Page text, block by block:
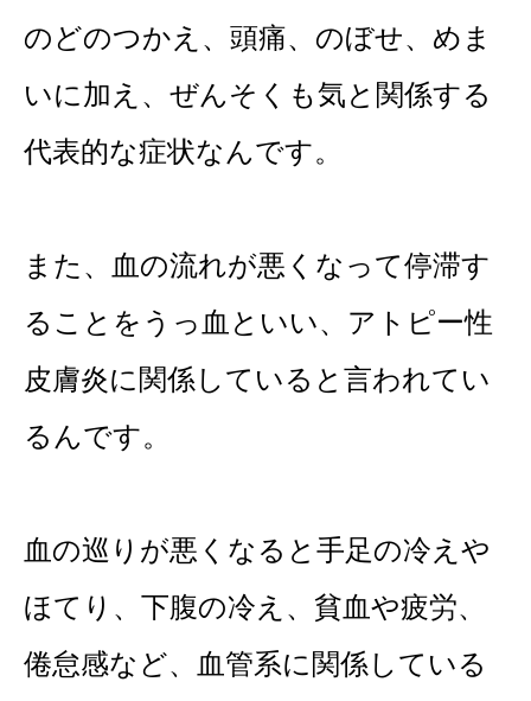
のどのつかえ、頭痛、のぼせ、めま
いに加え、ぜんそくも気と関係する
代表的な症状なんです。
また、血の流れが悪くなって停滞す
ることをうっ血といい、アトピー性
皮膚炎に関係していると言われてい
るんです。
血の巡りが悪くなると手足の冷えや
ほてり、下腹の冷え、貧血や疲労、
倦怠感など、血管系に関係している